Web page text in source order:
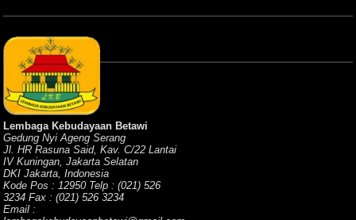
Lembaga Kebudayaan Betawi
Gedung Nyi Ageng Serang
Jl. HR Rasuna Said, Kav. C/22 Lantai
IV Kuningan, Jakarta Selatan
DKI Jakarta, Indonesia
Kode Pos : 12950 Telp : (021) 526
3234 Fax : (021) 526 3234
Email :